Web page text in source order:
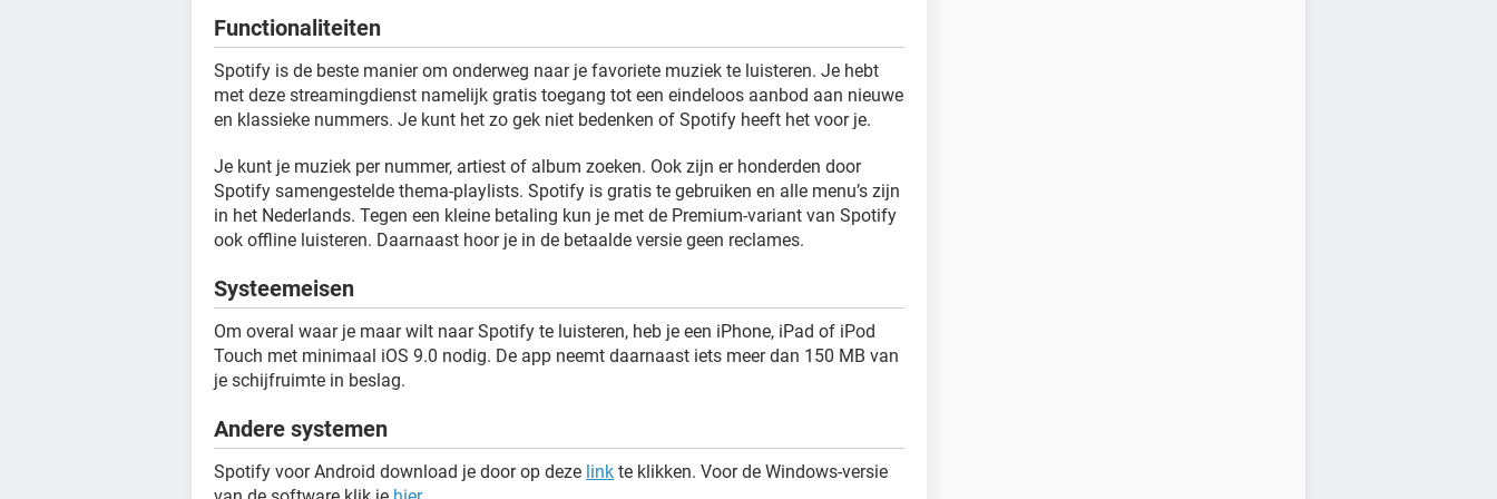
Functionaliteiten
Spotify is de beste manier om onderweg naar je favoriete muziek te luisteren. Je hebt
met deze streamingdienst namelijk gratis toegang tot een eindeloos aanbod aan nieuwe
en klassieke nummers. Je kunt het zo gek niet bedenken of Spotify heeft het voor je.
Je kunt je muziek per nummer, artiest of album zoeken. Ook zijn er honderden door
Spotify samengestelde thema-playlists. Spotify is gratis te gebruiken en alle menu’s zijn
in het Nederlands. Tegen een kleine betaling kun je met de Premium-variant van Spotify
ook offline luisteren. Daarnaast hoor je in de betaalde versie geen reclames.
Systeemeisen
Om overal waar je maar wilt naar Spotify te luisteren, heb je een iPhone, iPad of iPod
Touch met minimaal iOS 9.0 nodig. De app neemt daarnaast iets meer dan 150 MB van
je schijfruimte in beslag.
Andere systemen
Spotify voor Android download je door op deze link te klikken. Voor de Windows-versie